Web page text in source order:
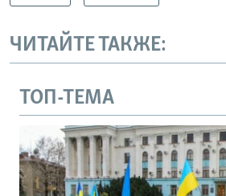
ЧИТАЙТЕ ТАКЖЕ:
ТОП-ТЕМА